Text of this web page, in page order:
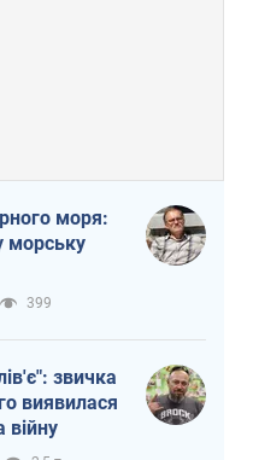
моря:
морську
399
звичка
виявилася
війну